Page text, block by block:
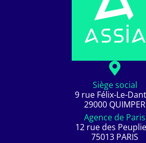
Siège social
9 rue Félix-Le-
29000 QUIMPER
Agence de Paris
12 rue des
75013 PARIS